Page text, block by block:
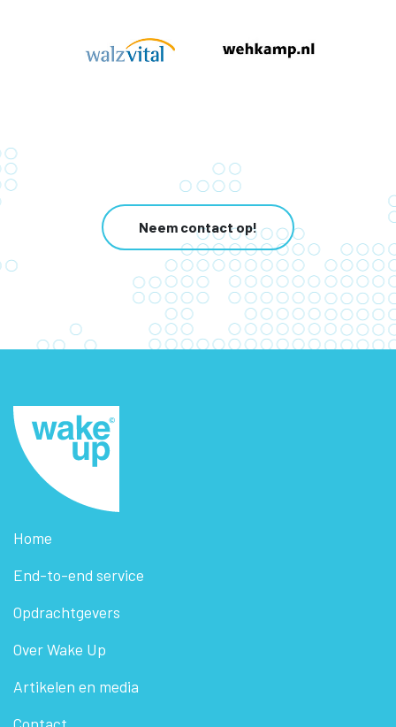
Neem contact op!
Home
End-to-end service
Opdrachtgevers
Over Wake Up
Artikelen en media